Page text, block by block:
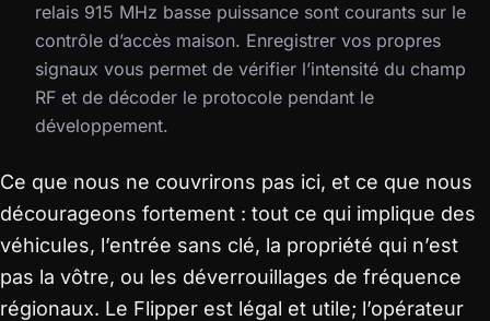
relais 915 MHz basse puissance sont courants sur le
contrôle d’accès maison. Enregistrer vos propres
signaux vous permet de vérifier l’intensité du champ
RF et de décoder le protocole pendant le
développement.
Ce que nous ne couvrirons pas ici, et ce que nous
décourageons fortement : tout ce qui implique des
véhicules, l’entrée sans clé, la propriété qui n’est
pas la vôtre, ou les déverrouillages de fréquence
régionaux. Le Flipper est légal et utile; l’opérateur